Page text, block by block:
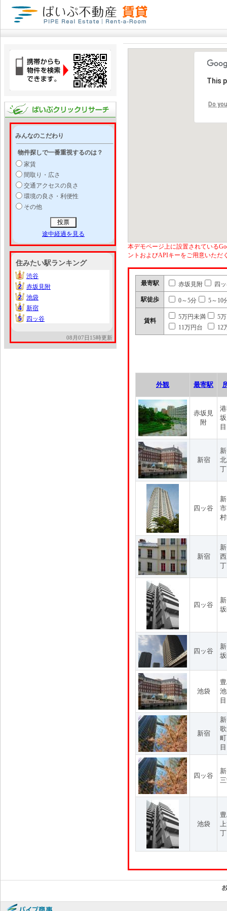
みんなのこだわり
物件探しで一番重視するのは？
家賃
間取り・広さ
交通アクセスの良さ
環境の良さ・利便性
その他
途中経過を見る
住みたい駅ランキング
1
1
渋谷
2
2
赤坂見附
2
2
池袋
4
4
新宿
5
5 四ッ谷
08月07日15時更新
This
Do
本デモページ上に設置されている
ントおよびAPIキーをご用意いただ
最寄駅 赤坂見附 四
駅徒歩 0～5分 5～10
賃料
5万円未満
5
11万円台
12
外観 最寄駅
赤坂見
附
目
新宿
四ッ谷
新宿
四ッ谷
四ッ谷
池袋
新宿
目
四ッ谷
池袋